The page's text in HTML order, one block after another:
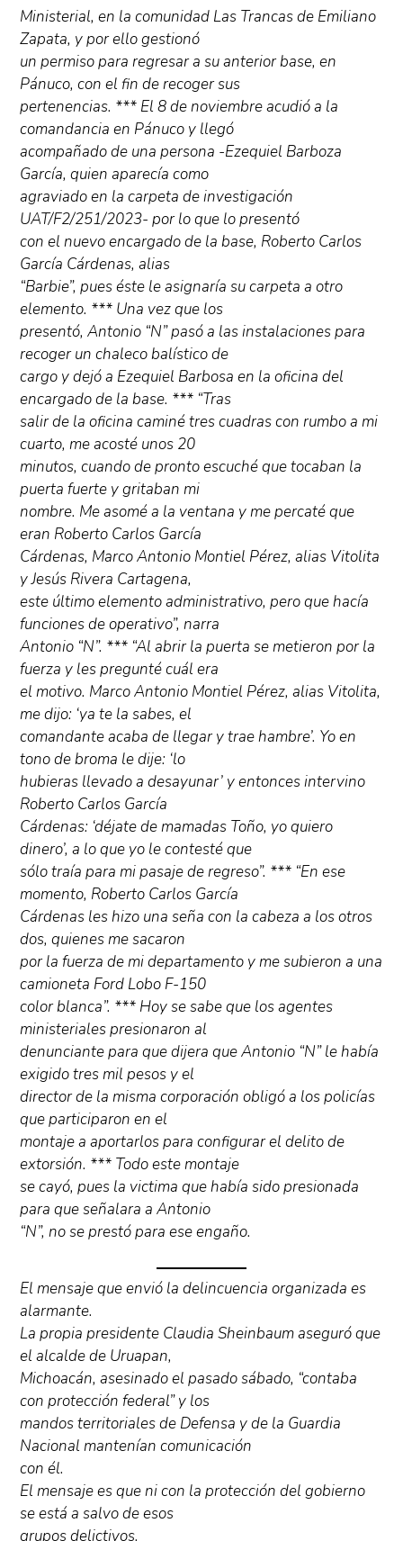
Ministerial, en la comunidad Las Trancas de Emiliano
Zapata, y por ello gestionó
un permiso para regresar a su anterior base, en
Pánuco, con el fin de recoger sus
pertenencias. *** El 8 de noviembre acudió a la
comandancia en Pánuco y llegó
acompañado de una persona -Ezequiel Barboza
García, quien aparecía como
agraviado en la carpeta de investigación
UAT/F2/251/2023- por lo que lo presentó
con el nuevo encargado de la base, Roberto Carlos
García Cárdenas, alias
“Barbie”, pues éste le asignaría su carpeta a otro
elemento. *** Una vez que los
presentó, Antonio “N” pasó a las instalaciones para
recoger un chaleco balístico de
cargo y dejó a Ezequiel Barbosa en la oficina del
encargado de la base. *** “Tras
salir de la oficina caminé tres cuadras con rumbo a mi
cuarto, me acosté unos 20
minutos, cuando de pronto escuché que tocaban la
puerta fuerte y gritaban mi
nombre. Me asomé a la ventana y me percaté que
eran Roberto Carlos García
Cárdenas, Marco Antonio Montiel Pérez, alias Vitolita
y Jesús Rivera Cartagena,
este último elemento administrativo, pero que hacía
funciones de operativo”, narra
Antonio “N”. *** “Al abrir la puerta se metieron por la
fuerza y les pregunté cuál era
el motivo. Marco Antonio Montiel Pérez, alias Vitolita,
me dijo: ‘ya te la sabes, el
comandante acaba de llegar y trae hambre’. Yo en
tono de broma le dije: ‘lo
hubieras llevado a desayunar’ y entonces intervino
Roberto Carlos García
Cárdenas: ‘déjate de mamadas Toño, yo quiero
dinero’, a lo que yo le contesté que
sólo traía para mi pasaje de regreso”. *** “En ese
momento, Roberto Carlos García
Cárdenas les hizo una seña con la cabeza a los otros
dos, quienes me sacaron
por la fuerza de mi departamento y me subieron a una
camioneta Ford Lobo F-150
color blanca”. *** Hoy se sabe que los agentes
ministeriales presionaron al
denunciante para que dijera que Antonio “N” le había
exigido tres mil pesos y el
director de la misma corporación obligó a los policías
que participaron en el
montaje a aportarlos para configurar el delito de
extorsión. *** Todo este montaje
se cayó, pues la victima que había sido presionada
para que señalara a Antonio
“N”, no se prestó para ese engaño.
El mensaje que envió la delincuencia organizada es
alarmante.
La propia presidente Claudia Sheinbaum aseguró que
el alcalde de Uruapan,
Michoacán, asesinado el pasado sábado, “contaba
con protección federal” y los
mandos territoriales de Defensa y de la Guardia
Nacional mantenían comunicación
con él.
El mensaje es que ni con la protección del gobierno
se está a salvo de esos
grupos delictivos.